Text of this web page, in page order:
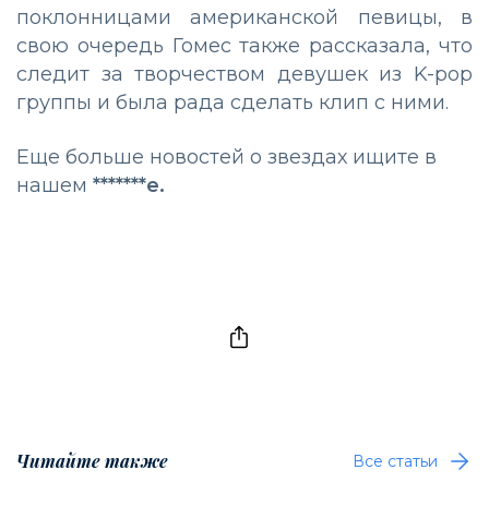
поклонницами американской певицы, в
свою очередь Гомес также рассказала, что
следит за творчеством девушек из K-pop
группы и была рада сделать клип с ними.
Еще больше новостей о звездах ищите в
нашем *******е.
Читайте также Все статьи